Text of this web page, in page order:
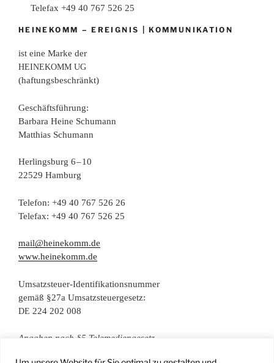
Telefax +49 40 767 526 25
HEINEKOMM –EREIGNIS |KOMMUNIKATION
ist eine Mar­ke der
HEINEKOMM UG
(haf­tungs­be­schränkt)
Geschäfts­füh­rung:
Bar­ba­ra Hei­ne Schumann
Mat­thi­as Schumann
Her­lings­burg 6 – 10
22529 Hamburg
Tele­fon: +49 40 767 526 26
Tele­fax: +49 40 767 526 25
mail@heinekomm.de
www.heinekomm.de
Umsatz­steu­er-Iden­ti­fi­ka­ti­ons­num­mer
gemäß §27a Umsatzsteuergesetz:
DE 224 202 008
Anga­ben nach §5 Telemediengesetz